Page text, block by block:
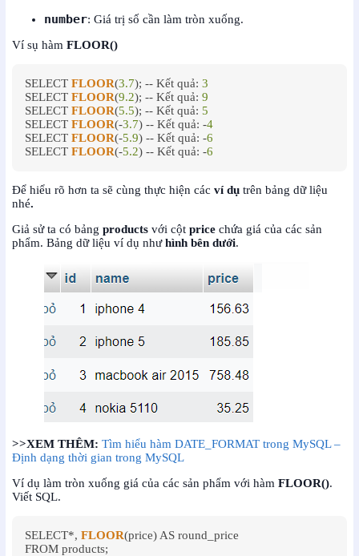
number: Giá trị số cần làm tròn xuống.
Ví sụ hàm FLOOR()
SELECT FLOOR(3.7); -- Kết quả: 3
SELECT FLOOR(9.2); -- Kết quả: 9
SELECT FLOOR(5.5); -- Kết quả: 5
SELECT FLOOR(-3.7) -- Kết quả: -4
SELECT FLOOR(-5.9) -- Kết quả: -6
SELECT FLOOR(-5.2) -- Kết quả: -6
Để hiểu rõ hơn ta sẽ cùng thực hiện các ví dụ trên bảng dữ liệu
nhé.
Giả sử ta có bảng products với cột price chứa giá của các sản
phẩm. Bảng dữ liệu ví dụ nhưhình bên dưới.
>>XEM THÊM: Tìm hiểu hàm DATE_FORMAT trong MySQL –
Định dạng thời gian trong MySQL
Ví dụ làm tròn xuống giá của các sản phẩm với hàm FLOOR().
Viết SQL.
SELECT*, FLOOR(price) AS round_price
FROM products;